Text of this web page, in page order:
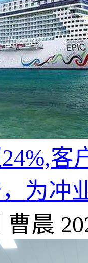
客
为冲
曹晨